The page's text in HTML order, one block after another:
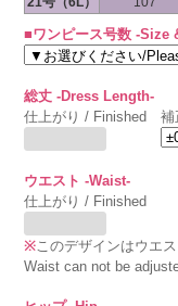
■ワンピース号数 -Size
総丈 -Dress Length-
仕上がり / Finished
補
ウエスト -Waist-
仕上がり / Finished
※このデザインはウエ
Waist can not be